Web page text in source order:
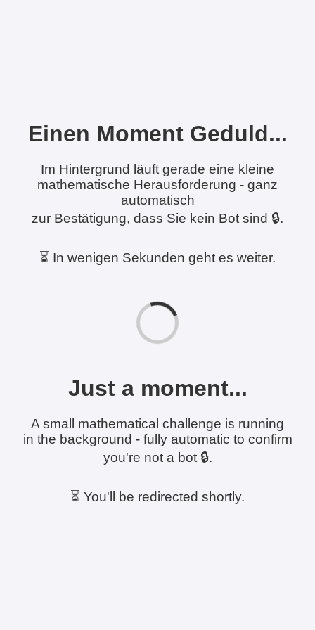
Einen Moment Geduld...
Im Hintergrund läuft gerade eine kleine
mathematische Herausforderung - ganz
automatisch
zur Bestätigung, dass Sie kein Bot sind 🔒.
⏳ In wenigen Sekunden geht es weiter.
Just a moment...
A small mathematical challenge is running
in the background - fully automatic to confirm
you're not a bot 🔒.
⏳ You'll be redirected shortly.